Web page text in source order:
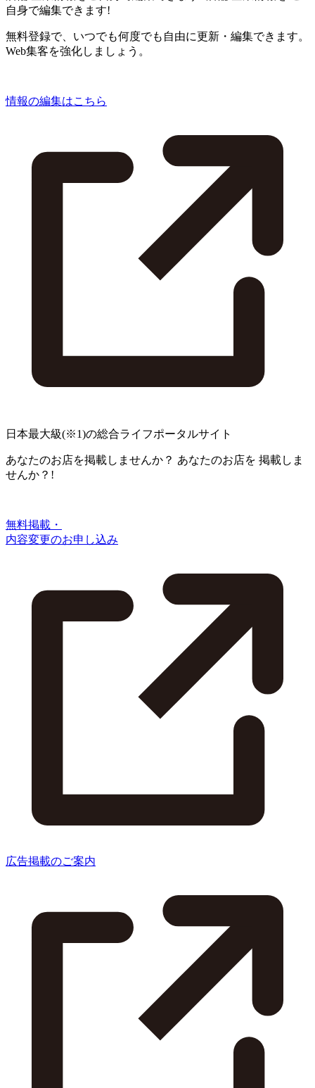
自身で編集できます!
無料登録で、いつでも何度でも自由に更新・編集できます。
Web集客を強化しましょう。
情報の編集はこちら
日本最大級(※1)の総合ライフポータルサイト
あなたのお店を掲載しませんか？ あなたのお店を 掲載しま
せんか？!
無料掲載・
内容変更のお申し込み
広告掲載のご案内